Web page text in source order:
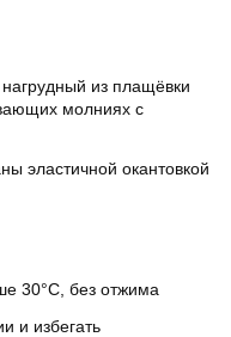
из плащёвки
молниях с
эластичной окантовкой
30°C, без отжима
и избегать